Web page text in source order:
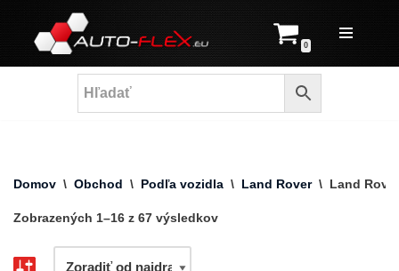
Prejsť
na
0
Domov \ Obchod \ Podľa vozidla \ Land Rover \ Land
Zobrazených 1–16 z 67 výsledkov